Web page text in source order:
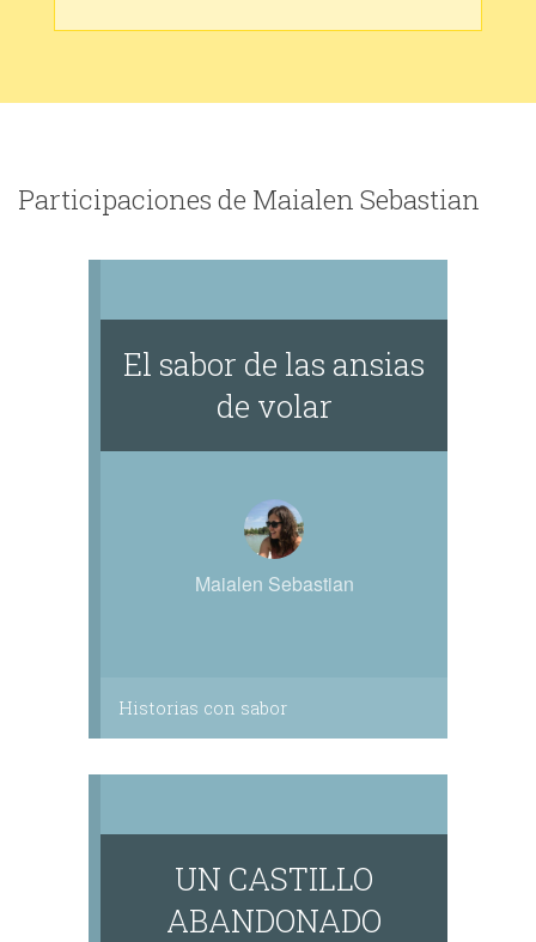
Participaciones de Maialen Sebastian
El sabor de las ansias
de volar
Maialen Sebastian
Historias con sabor
UN CASTILLO
ABANDONADO